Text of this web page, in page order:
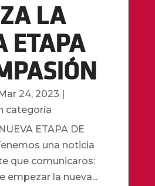
LA
ETAPA
24, 2023 |
categoría
ETAPA DE
una noticia
que comunicaros:
empezar la nueva...